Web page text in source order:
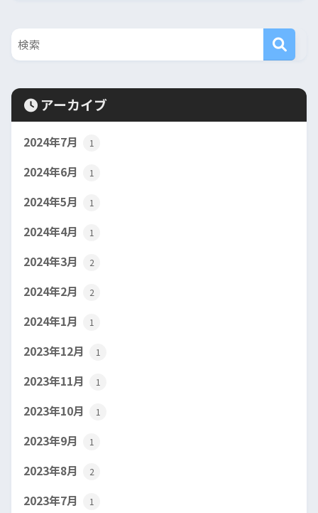
アーカイブ
2024年7月 1
2024年6月 1
2024年5月 1
2024年4月 1
2024年3月 2
2024年2月 2
2024年1月 1
2023年12月 1
2023年11月 1
2023年10月 1
2023年9月 1
2023年8月 2
2023年7月 1